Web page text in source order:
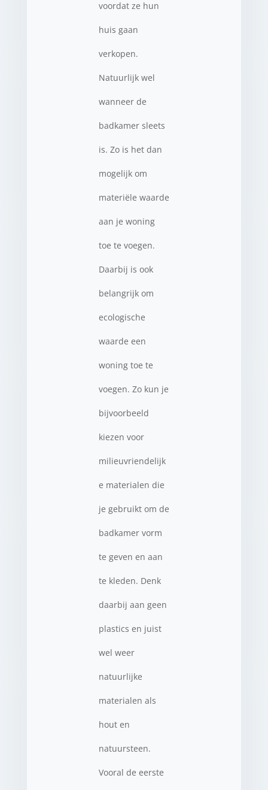
voordat ze hun
huis gaan
verkopen.
Natuurlijk wel
wanneer de
badkamer sleets
is. Zo is het dan
mogelijk om
materiële waarde
aan je woning
toe te voegen.
Daarbij is ook
belangrijk om
ecologische
waarde een
woning toe te
voegen. Zo kun je
bijvoorbeeld
kiezen voor
milieuvriendelijk
e materialen die
je gebruikt om de
badkamer vorm
te geven en aan
te kleden. Denk
daarbij aan geen
plastics en juist
wel weer
natuurlijke
materialen als
hout en
natuursteen.
Vooral de eerste